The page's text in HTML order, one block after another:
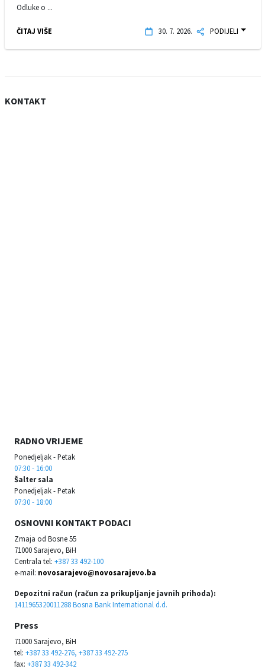
Odluke o ...
ČITAJ VIŠE 30. 7. 2026. PODIJELI
KONTAKT
RADNO VRIJEME
Ponedjeljak - Petak
07:30 - 16:00
Šalter sala
Ponedjeljak - Petak
07:30 - 18:00
OSNOVNI KONTAKT PODACI
Zmaja od Bosne 55
71000 Sarajevo, BiH
Centrala tel: +387 33 492-100
e-mail: novosarajevo@novosarajevo.ba
Depozitni račun (račun za prikupljanje javnih prihoda):
1411965320011288 Bosna Bank International d.d.
Press
71000 Sarajevo, BiH
tel: +387 33 492-276, +387 33 492-275
fax: +387 33 492-342